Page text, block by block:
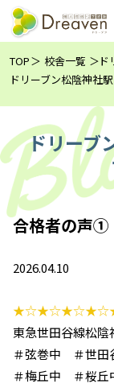
TOP 校舎一覧
ド
ドリーブン松陰神社
ドリーブ
合格者の声①
2026.04.10
東急世田谷線松
＃弦巻中 ＃世
＃梅丘中 ＃桜丘